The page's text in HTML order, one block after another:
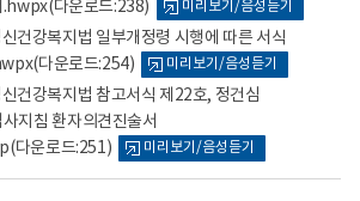
.hwpx(다운로드:238) 미리보기/음성듣기
건강복지법 일부개정령 시행에 따른 서식
(다운로드:254) 미리보기/음성듣기
건강복지법 참고서식 제22호, 정건심
지침 환자의견진술서
(다운로드:251) 미리보기/음성듣기